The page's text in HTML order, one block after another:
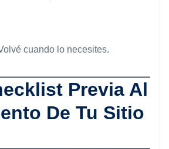
cuando lo necesites.
Previa Al
De Tu Sitio